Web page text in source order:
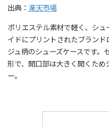
出典： 楽天市場
ポリエステル素材で軽く、シ
イドにプリントされたブラン
ジュ柄のシューズケースです。
形で、開口部は大きく開くため
ー。